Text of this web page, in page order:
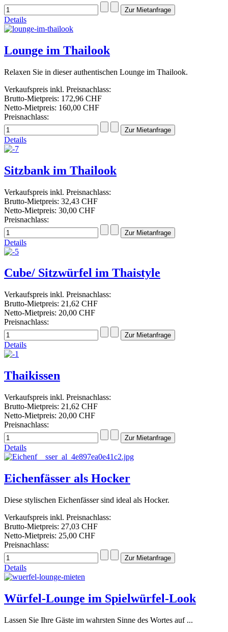
Details
Lounge im Thailook
Relaxen Sie in dieser authentischen Lounge im Thailook.
Verkaufspreis inkl. Preisnachlass:
Brutto-Mietpreis: 172,96 CHF
Netto-Mietpreis: 160,00 CHF
Preisnachlass:
Details
Sitzbank im Thailook
Verkaufspreis inkl. Preisnachlass:
Brutto-Mietpreis: 32,43 CHF
Netto-Mietpreis: 30,00 CHF
Preisnachlass:
Details
Cube/ Sitzwürfel im Thaistyle
Verkaufspreis inkl. Preisnachlass:
Brutto-Mietpreis: 21,62 CHF
Netto-Mietpreis: 20,00 CHF
Preisnachlass:
Details
Thaikissen
Verkaufspreis inkl. Preisnachlass:
Brutto-Mietpreis: 21,62 CHF
Netto-Mietpreis: 20,00 CHF
Preisnachlass:
Details
Eichenfässer als Hocker
Diese stylischen Eichenfässer sind ideal als Hocker.
Verkaufspreis inkl. Preisnachlass:
Brutto-Mietpreis: 27,03 CHF
Netto-Mietpreis: 25,00 CHF
Preisnachlass:
Details
Würfel-Lounge im Spielwürfel-Look
Lassen Sie Ihre Gäste im wahrsten Sinne des Wortes auf ...